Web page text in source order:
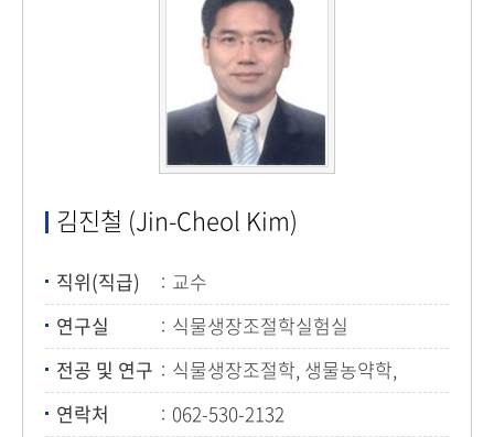
김진철 (Jin-Cheol Kim)
직위(직급)
교수
연구실
식물생장조절학실험실
전공 및 연구
식물생장조절학, 생물농약학,
천연물학
연락처
062-530-2132